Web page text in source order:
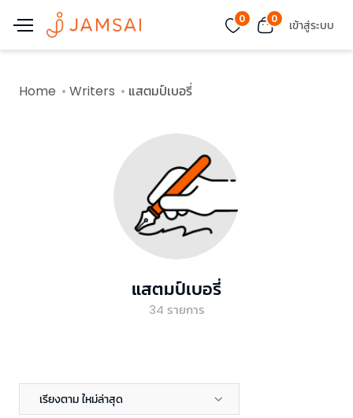
0 0 เข้าสู่ระบบ
Home Writers แสตมป์เบอรี่
แสตมป์เบอรี่
34 รายการ
เรียงตาม ใหม่ล่าสุด